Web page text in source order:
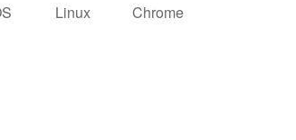
Linux Chrome